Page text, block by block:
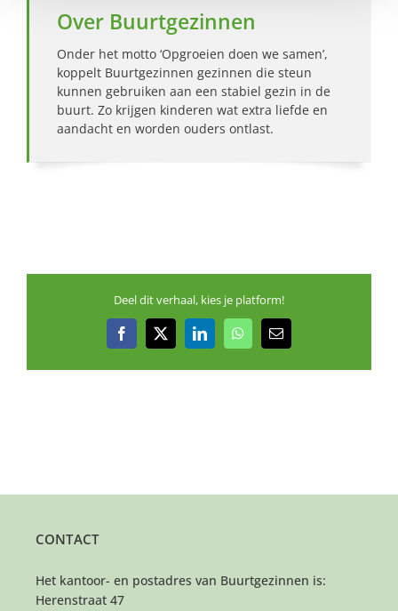
Over Buurtgezinnen
Onder het motto ‘Opgroeien doen we samen’,
koppelt Buurtgezinnen gezinnen die steun
kunnen gebruiken aan een stabiel gezin in de
buurt. Zo krijgen kinderen wat extra liefde en
aandacht en worden ouders ontlast.
Deel dit verhaal, kies je platform!
Facebook
X LinkedInWhatsApp
E-
CONTACT
Het kantoor- en postadres van Buurtgezinnen is:
Herenstraat 47